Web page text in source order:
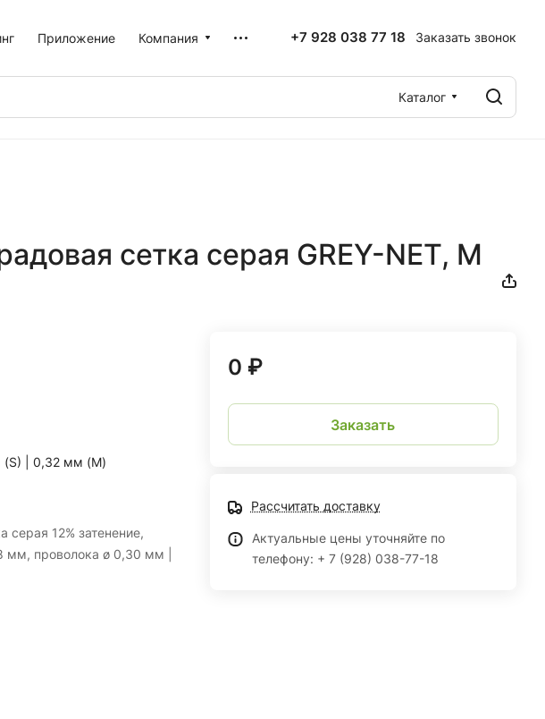
Приложение Компания +7 928 038 77 18 Заказать звонок
Каталог
сетка серая GREY-NET, M
| 0,32 мм (M)
серая 12% затенение,
мм, проволока ø 0,30 мм |
0 ₽
Заказать
Рассчитать доставку
Актуальные цены уточняйте по
телефону: + 7 (928) 038-77-18